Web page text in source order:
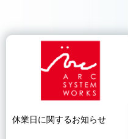
休業日に関するお知らせ